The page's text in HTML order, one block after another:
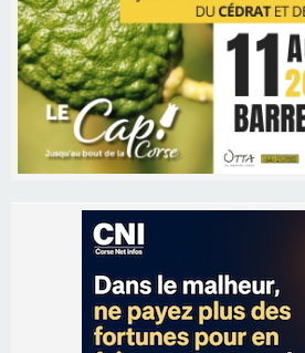
Les brèves
06/08/2026 15:57
Ucciani – Marché des